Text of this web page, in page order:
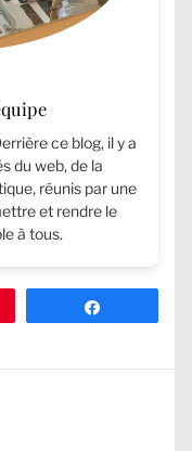
ce blog, il y a
du web, de la
réunis par une
et rendre le
à tous.